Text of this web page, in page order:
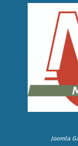
Joomla